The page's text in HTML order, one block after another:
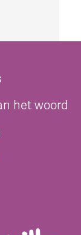
het woord